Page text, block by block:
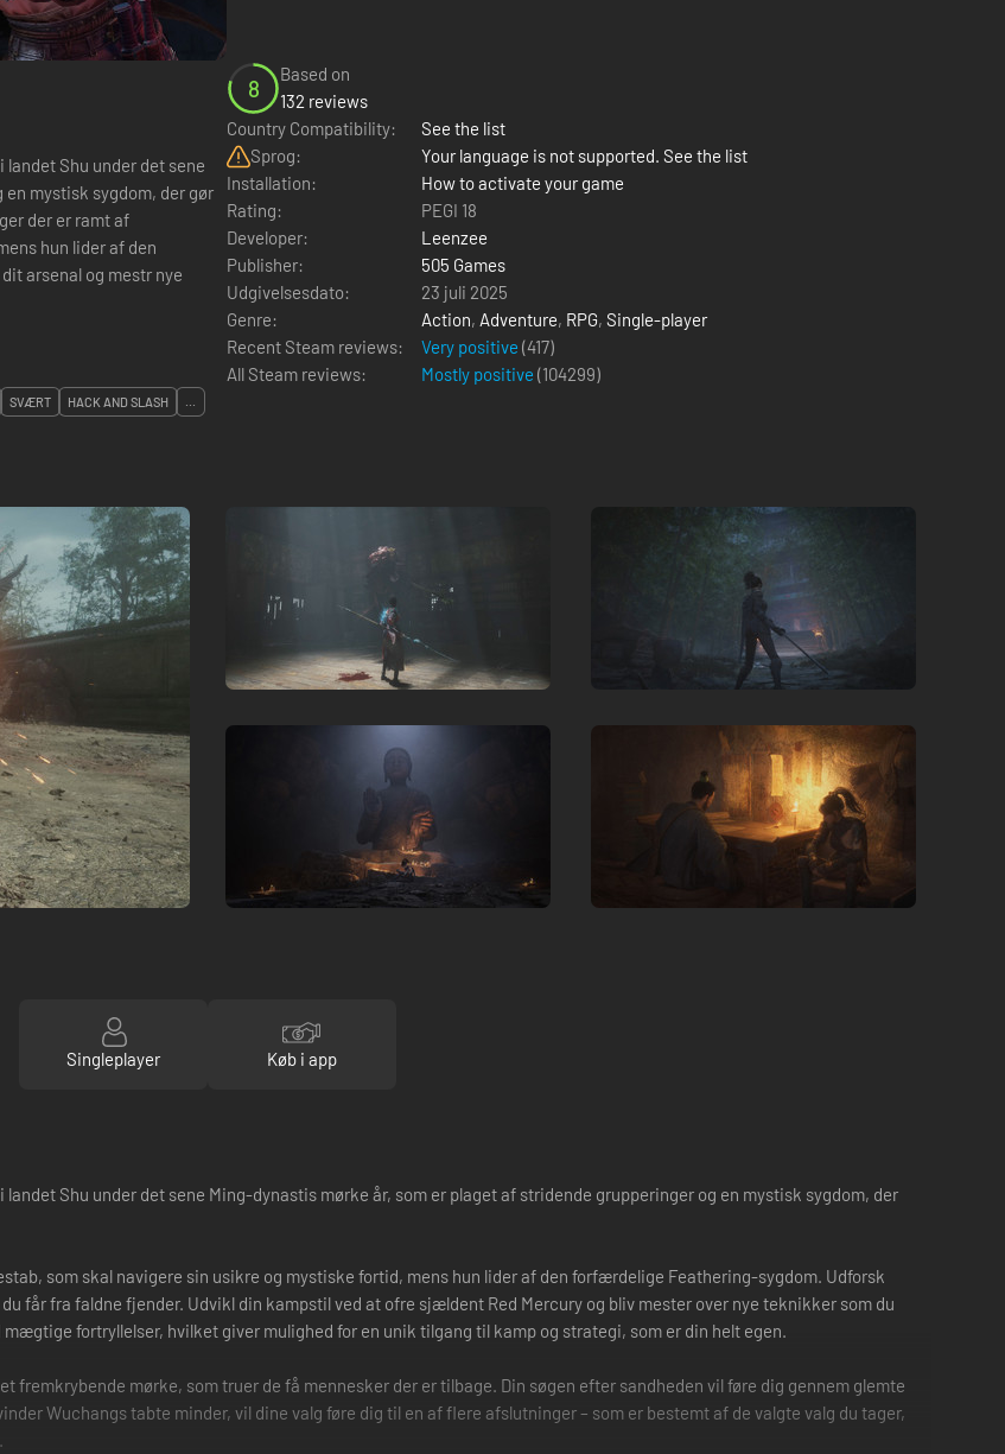
landet Shu under det sene
mystisk sygdom, der gør
hun lider af den
arsenal og mestr nye
8
Based on
132 reviews
Country Compatibility:
See the list
Sprog:
Your language is not supported. See the list
Installation:
How to activate your game
Rating:
PEGI 18
Developer:
Leenzee
Publisher:
505 Games
Udgivelsesdato:
23 juli 2025
Genre:
Action, Adventure, RPG, Single-player
Recent Steam reviews:
Very positive (417)
All Steam reviews:
Mostly positive (104299)
SVÆRT HACK AND SLASH ...
Singleplayer Køb i app
Shu under det sene Ming-dynastis mørke år, som er plaget af stridende grupperinger og en mystisk sygdom, der
som skal navigere sin usikre og mystiske fortid, mens hun lider af den forfærdelige Feathering-sygdom. Udforsk
får fra faldne fjender. Udvikl din kampstil ved at ofre sjældent Red Mercury og bliv mester over nye teknikker som du
fortryllelser, hvilket giver mulighed for en unik tilgang til kamp og strategi, som er din helt egen.
mørke, som truer de få mennesker der er tilbage. Din søgen efter sandheden vil føre dig gennem glemte
Wuchangs tabte minder, vil dine valg føre dig til en af flere afslutninger – som er bestemt af de valgte valg du tager,